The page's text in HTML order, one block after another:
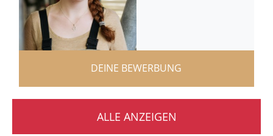
DEINE BEWERBUNG
ALLE ANZEIGEN